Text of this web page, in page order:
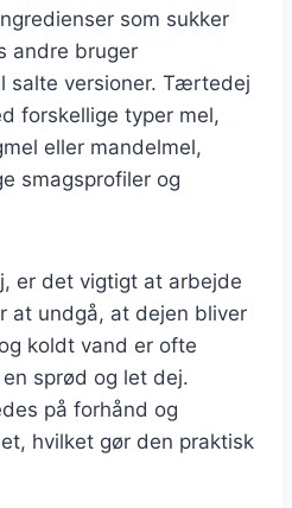
som sukker
andre bruger
salte versioner. Tærtedej
forskellige typer mel,
eller mandelmel,
smagsprofiler og
er det vigtigt at arbejde
at undgå, at dejen bliver
koldt vand er ofte
sprød og let dej.
på forhånd og
hvilket gør den praktisk